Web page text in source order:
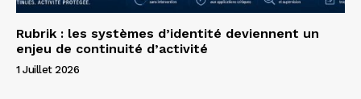
Rubrik : les systèmes d’identité deviennent un
enjeu de continuité d’activité
1 Juillet 2026